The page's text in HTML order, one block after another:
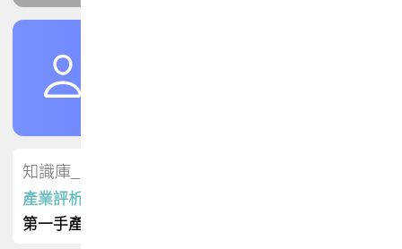
知識庫_會員專屬
產業評析報告
第一手產業資訊